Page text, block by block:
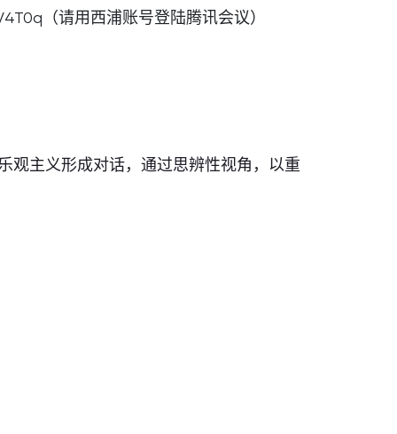
（请用西浦账号登陆腾讯会议）
观主义形成对话，通过思辨性视角，以重